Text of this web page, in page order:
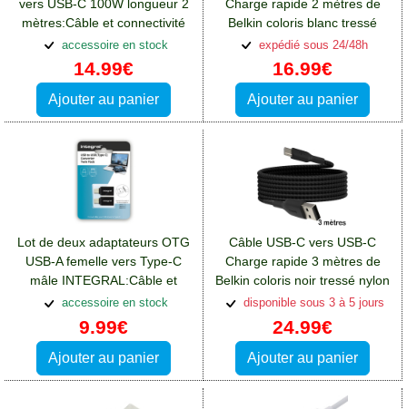
vers USB-C 100W longueur 2
mètres:Câble et connectivité
Blackberry Key2
accessoire en stock
14.99€
Ajouter au panier
Charge rapide 2 mètres de
Belkin coloris blanc tressé
nylon 60W
expédié sous 24/48h
16.99€
Ajouter au panier
Lot de deux adaptateurs OTG
USB-A femelle vers Type-C
mâle INTEGRAL:Câble et
connectivité Blackberry Key2
accessoire en stock
9.99€
Ajouter au panier
Câble USB-C vers USB-C
Charge rapide 3 mètres de
Belkin coloris noir tressé nylon
disponible sous 3 à 5 jours
24.99€
Ajouter au panier